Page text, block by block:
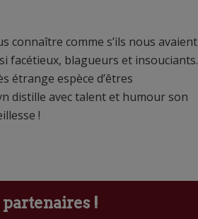
connaître comme s’ils nous avaient
facétieux, blagueurs et insouciants.
étrange espèce d’êtres
distille avec talent et humour son
!
!